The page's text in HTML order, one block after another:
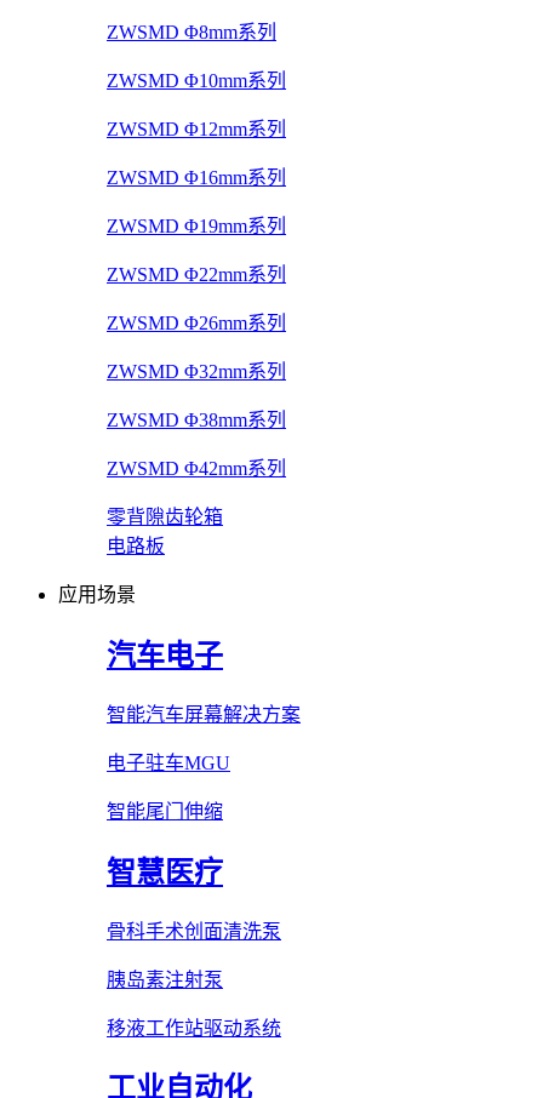
ZWSMD Φ8mm系列
ZWSMD Φ10mm系列
ZWSMD Φ12mm系列
ZWSMD Φ16mm系列
ZWSMD Φ19mm系列
ZWSMD Φ22mm系列
ZWSMD Φ26mm系列
ZWSMD Φ32mm系列
ZWSMD Φ38mm系列
ZWSMD Φ42mm系列
零背隙齿轮箱
电路板
应用场景
汽车电子
智能汽车屏幕解决方案
电子驻车MGU
智能尾门伸缩
智慧医疗
骨科手术创面清洗泵
胰岛素注射泵
移液工作站驱动系统
工业自动化